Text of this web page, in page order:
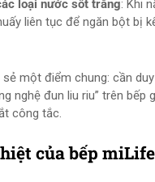
loại nước sốt trắng: Khi
liên tục để ngăn bột bị
một điểm chung: cần
nghệ đun liu riu” trên
công tắc.
của bếp